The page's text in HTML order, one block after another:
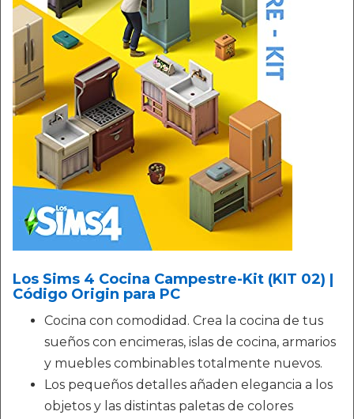
Los Sims 4 Cocina Campestre-Kit (KIT 02) |
Código Origin para PC
Cocina con comodidad. Crea la cocina de tus
sueños con encimeras, islas de cocina, armarios
y muebles combinables totalmente nuevos.
Los pequeños detalles añaden elegancia a los
objetos y las distintas paletas de colores